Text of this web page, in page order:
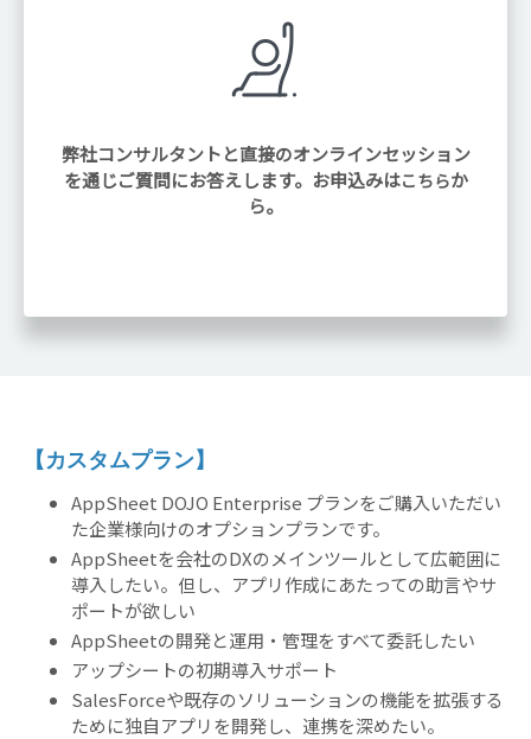
弊社コンサルタントと直接のオンラインセッション
を通じご質問にお答えします。お申込みはこちらか
ら。
【カスタムプラン】
AppSheet DOJO Enterprise プランをご購入いただい
た企業様向けのオプションプランです。
AppSheetを会社のDXのメインツールとして広範囲に
導入したい。但し、アプリ作成にあたっての助言やサ
ポートが欲しい
AppSheetの開発と運用・管理をすべて委託したい
アップシートの初期導入サポート
SalesForceや既存のソリューションの機能を拡張する
ために独自アプリを開発し、連携を深めたい。